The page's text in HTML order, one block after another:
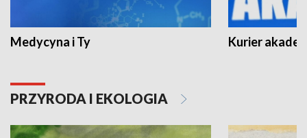
Medycyna i Ty Kurier
PRZYRODA I EKOLOGIA